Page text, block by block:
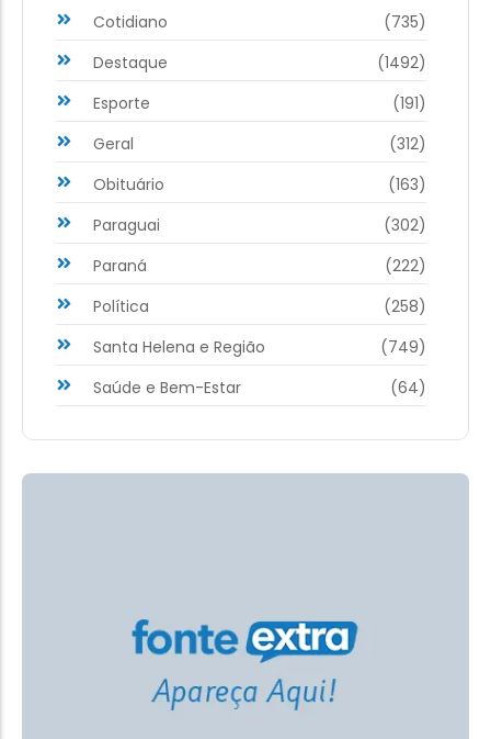
Cotidiano
(735)
Destaque
(1492)
Esporte
(191)
Geral
(312)
Obituário
(163)
Paraguai
(302)
Paraná
(222)
Política
(258)
Santa Helena e Região
(749)
Saúde e Bem-Estar
(64)